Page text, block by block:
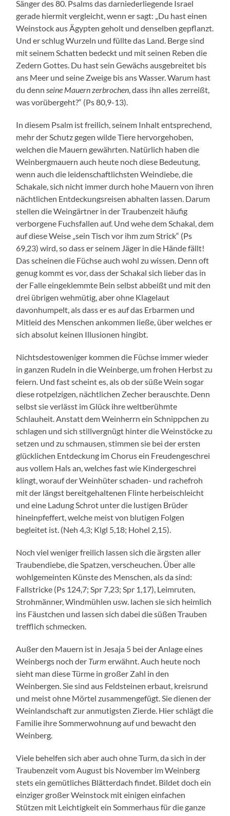
Sänger des 80. Psalms das darniederliegende Israel
gerade hiermit vergleicht, wenn er sagt: „Du hast einen
Weinstock aus Ägypten geholt und denselben gepflanzt.
Und er schlug Wurzeln und füllte das Land. Berge sind
mit seinem Schatten bedeckt und mit seinen Reben die
Zedern Gottes. Du hast sein Gewächs ausgebreitet bis
ans Meer und seine Zweige bis ans Wasser. Warum hast
du dennseine Mauern zerbrochen, dass ihn alles zerreißt,
was vorübergeht?“ (Ps 80,9-13).
In diesem Psalm ist freilich, seinem Inhalt entsprechend,
mehr der Schutz gegen wilde Tiere hervorgehoben,
welchen die Mauern gewährten. Natürlich haben die
Weinbergmauern auch heute noch diese Bedeutung,
wenn auch die leidenschaftlichsten Weindiebe, die
Schakale, sich nicht immer durch hohe Mauern von ihren
nächtlichen Entdeckungsreisen abhalten lassen. Darum
stellen die Weingärtner in der Traubenzeit häufig
verborgene Fuchsfallen auf. Und wehe dem Schakal, dem
auf diese Weise „sein Tisch vor ihm zum Strick“ (Ps
69,23) wird, so dass er seinem Jäger in die Hände fällt!
Das scheinen die Füchse auch wohl zu wissen. Denn oft
genug kommt es vor, dass der Schakal sich lieber das in
der Falle eingeklemmte Bein selbst abbeißt und mit den
drei übrigen wehmütig, aber ohne Klagelaut
davonhumpelt, als dass er es auf das Erbarmen und
Mitleid des Menschen ankommen ließe, über welches er
sich absolut keinen Illusionen hingibt.
Nichtsdestoweniger kommen die Füchse immer wieder
in ganzen Rudeln in die Weinberge, um frohen Herbst zu
feiern. Und fast scheint es, als ob der süße Wein sogar
diese rotpelzigen, nächtlichen Zecher berauschte. Denn
selbst sie verlässt im Glück ihre weltberühmte
Schlauheit. Anstatt dem Weinherrn ein Schnippchen zu
schlagen und sich stillvergnügt hinter die Weinstöcke zu
setzen und zu schmausen, stimmen sie bei der ersten
glücklichen Entdeckung im Chorus ein Freudengeschrei
aus vollem Hals an, welches fast wie Kindergeschrei
klingt, worauf der Weinhüter schaden- und rachefroh
mit der längst bereitgehaltenen Flinte herbeischleicht
und eine Ladung Schrot unter die lustigen Brüder
hineinpfeffert, welche meist von blutigen Folgen
begleitet ist. (Neh 4,3; Klgl 5,18; Hohel 2,15).
Noch viel weniger freilich lassen sich die ärgsten aller
Traubendiebe, die Spatzen, verscheuchen. Über alle
wohlgemeinten Künste des Menschen, als da sind:
Fallstricke (Ps 124,7; Spr 7,23; Spr 1,17), Leimruten,
Strohmänner, Windmühlen usw. lachen sie sich heimlich
ins Fäustchen und lassen sich dabei die süßen Trauben
trefflich schmecken.
Außer den Mauern ist in Jesaja 5 bei der Anlage eines
Weinbergs noch der Turm erwähnt. Auch heute noch
sieht man diese Türme in großer Zahl in den
Weinbergen. Sie sind aus Feldsteinen erbaut, kreisrund
und meist ohne Mörtel zusammengefügt. Sie dienen der
Weinlandschaft zur anmutigsten Zierde. Hier schlägt die
Familie ihre Sommerwohnung auf und bewacht den
Weinberg.
Viele behelfen sich aber auch ohne Turm, da sich in der
Traubenzeit vom August bis November im Weinberg
stets ein gemütliches Blätterdach findet. Bildet doch ein
einziger großer Weinstock mit einigen einfachen
Stützen mit Leichtigkeit ein Sommerhaus für die ganze